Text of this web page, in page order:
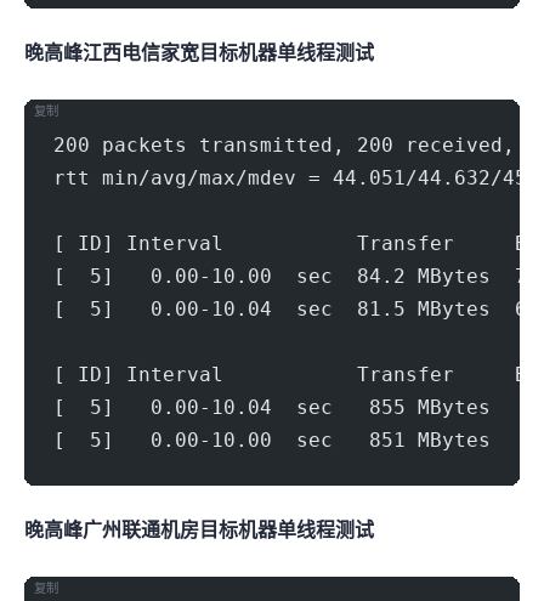
晚高峰江西电信家宽(1000Mbps) 目标机器 IPERF3单线程测试
200 packets transmitted, 200 received,
rtt min/avg/max/mdev = 44.051/44.632/
[ ID] Interval           Transfer
[  5]   0.00-10.00  sec  84.2 MBytes
[  5]   0.00-10.04  sec  81.5 MBytes
[ ID] Interval           Transfer
[  5]   0.00-10.04  sec   855 MBytes
[  5]   0.00-10.00  sec   851 MBytes
复制
晚高峰广州联通机房(500Mbps) 目标机器 IPERF3单线程测试
复制